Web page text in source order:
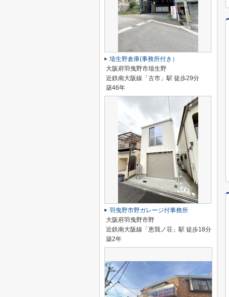
埴生野倉庫(事務所付き）
大阪府羽曳野市埴生野
近鉄南大阪線「古市」駅 徒歩29分
築46年
羽曳野市野ガレージ付事務所
大阪府羽曳野市野
近鉄南大阪線「恵我ノ荘」駅 徒歩18分
築2年